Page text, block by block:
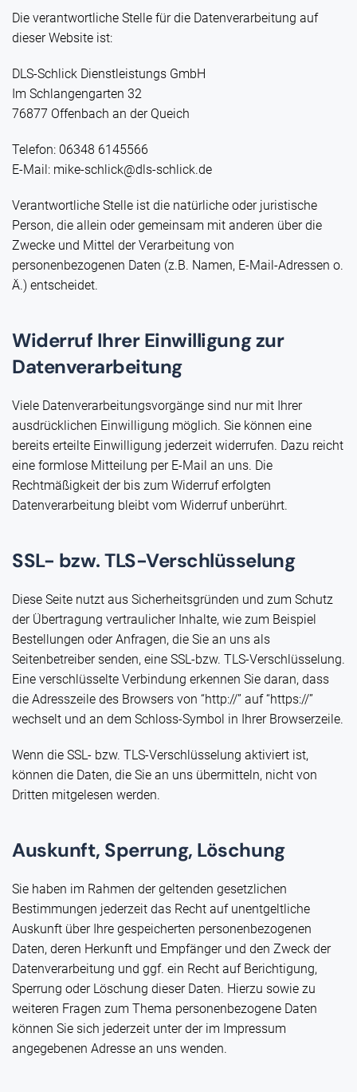
Die verantwortliche Stelle für die Datenverarbeitung auf
dieser Website ist:
DLS-Schlick Dienstleistungs GmbH
Im Schlangengarten 32
76877 Offenbach an der Queich
Telefon: 06348 6145566
E-Mail: mike-schlick@dls-schlick.de
Verantwortliche Stelle ist die natürliche oder juristische
Person, die allein oder gemeinsam mit anderen über die
Zwecke und Mittel der Verarbeitung von
personenbezogenen Daten (z.B. Namen, E-Mail-Adressen o.
Ä.) entscheidet.
Widerruf Ihrer Einwilligung zur
Datenverarbeitung
Viele Datenverarbeitungsvorgänge sind nur mit Ihrer
ausdrücklichen Einwilligung möglich. Sie können eine
bereits erteilte Einwilligung jederzeit widerrufen. Dazu reicht
eine formlose Mitteilung per E-Mail an uns. Die
Rechtmäßigkeit der bis zum Widerruf erfolgten
Datenverarbeitung bleibt vom Widerruf unberührt.
SSL- bzw. TLS-Verschlüsselung
Diese Seite nutzt aus Sicherheitsgründen und zum Schutz
der Übertragung vertraulicher Inhalte, wie zum Beispiel
Bestellungen oder Anfragen, die Sie an uns als
Seitenbetreiber senden, eine SSL-bzw. TLS-Verschlüsselung.
Eine verschlüsselte Verbindung erkennen Sie daran, dass
die Adresszeile des Browsers von “http://” auf “https://”
wechselt und an dem Schloss-Symbol in Ihrer Browserzeile.
Wenn die SSL- bzw. TLS-Verschlüsselung aktiviert ist,
können die Daten, die Sie an uns übermitteln, nicht von
Dritten mitgelesen werden.
Auskunft, Sperrung, Löschung
Sie haben im Rahmen der geltenden gesetzlichen
Bestimmungen jederzeit das Recht auf unentgeltliche
Auskunft über Ihre gespeicherten personenbezogenen
Daten, deren Herkunft und Empfänger und den Zweck der
Datenverarbeitung und ggf. ein Recht auf Berichtigung,
Sperrung oder Löschung dieser Daten. Hierzu sowie zu
weiteren Fragen zum Thema personenbezogene Daten
können Sie sich jederzeit unter der im Impressum
angegebenen Adresse an uns wenden.